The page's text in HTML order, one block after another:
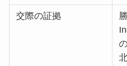
交際の証拠